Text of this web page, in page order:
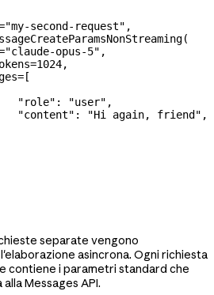
"my-second-request" ,
"claude-opus-5" ,
=1024,
= [
"role"
: "user" ,
"content"
: "Hi again, friend" ,
separate vengono
asincrona. Ogni richiesta
contiene i parametri standard che
Messages API.